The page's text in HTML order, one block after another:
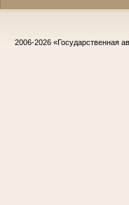
2006-2026 «Государственная